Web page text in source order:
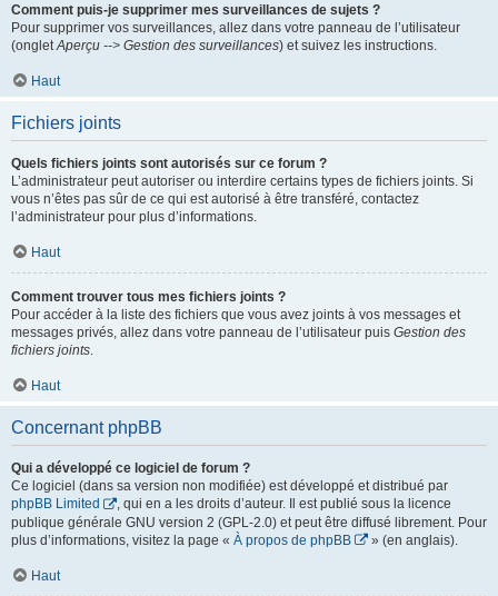
Comment puis-je supprimer mes surveillances de sujets ?
Pour supprimer vos surveillances, allez dans votre panneau de l’utilisateur
(ongletAperçu --> Gestion des surveillances) et suivez les instructions.
Haut
Fichiers joints
Quels fichiers joints sont autorisés sur ce forum ?
L’administrateur peut autoriser ou interdire certains types de fichiers joints. Si
vous n’êtes pas sûr de ce qui est autorisé à être transféré, contactez
l’administrateur pour plus d’informations.
Haut
Comment trouver tous mes fichiers joints ?
Pour accéder à la liste des fichiers que vous avez joints à vos messages et
messages privés, allez dans votre panneau de l’utilisateur puis Gestion des
fichiers joints.
Haut
Concernant phpBB
Qui a développé ce logiciel de forum ?
Ce logiciel (dans sa version non modifiée) est développé et distribué par
phpBB Limited
, qui en a les droits d’auteur. Il est publié sous la licence
publique générale GNU version 2 (GPL-2.0) et peut être diffusé librement. Pour
plus d’informations, visitez la page « À propos de phpBB » (en anglais).
Haut